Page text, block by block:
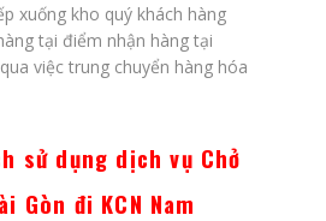
xuống kho quý khách hàng
tại điểm nhận hàng tại
việc trung chuyển hàng hóa
sử dụng dịch vụ Chở
Gòn đi KCN Nam